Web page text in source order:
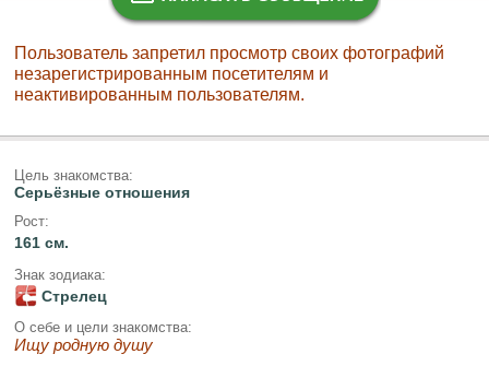
Пользователь запретил просмотр своих фотографий
незарегистрированным посетителям и
неактивированным пользователям.
Цель знакомства:
Серьёзные отношения
Рост:
161 см.
Знак зодиака:
Стрелец
О себе и цели знакомства:
Ищу родную душу